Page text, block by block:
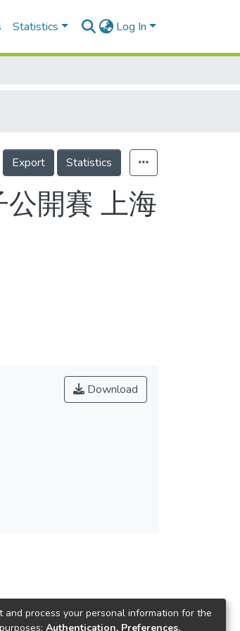
Statistics Log In
Export Statistics
開賽 上海
Download
and process your personal information for the
Authentication, Preferences,